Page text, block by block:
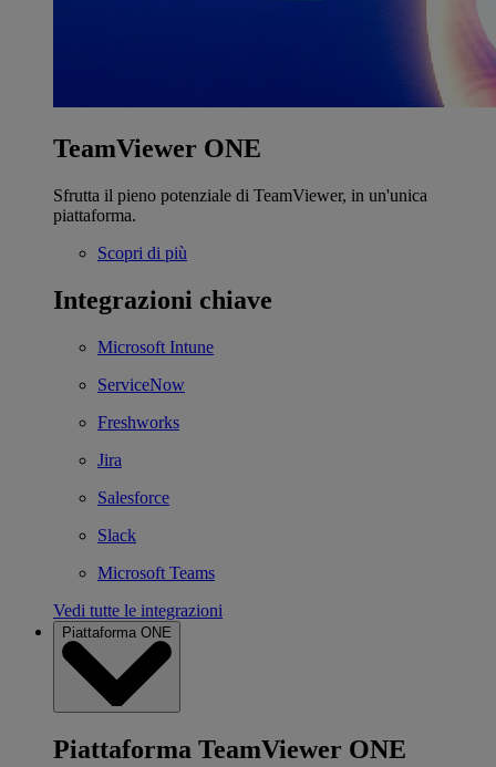
TeamViewer ONE
Sfrutta il pieno potenziale di TeamViewer, in un'unica
piattaforma.
Scopri di più
Integrazioni chiave
Microsoft Intune
ServiceNow
Freshworks
Jira
Salesforce
Slack
Microsoft Teams
Vedi tutte le integrazioni
Piattaforma ONE
Piattaforma TeamViewer ONE